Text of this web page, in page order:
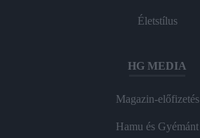
Életstílus
HG MEDIA
Magazin-előfizetés
Hamu és Gyémánt